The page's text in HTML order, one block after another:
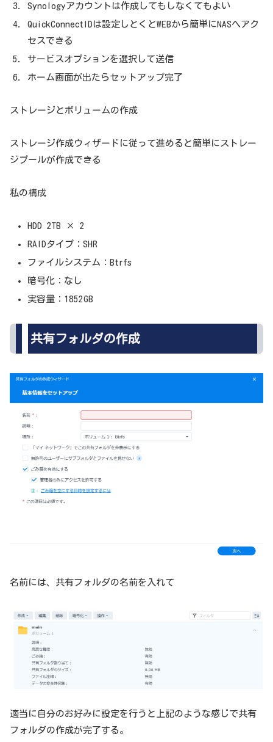
Synologyアカウントは作成してもしなくてもよい
QuickConnectIDは設定しとくとWEBから簡単にNASへアク
セスできる
サービスオプションを選択して送信
ホーム画面が出たらセットアップ完了
ストレージとボリュームの作成
ストレージ作成ウィザードに従って進めると簡単にストレー
ジプールが作成できる
私の構成
HDD 2TB × 2
RAIDタイプ：SHR
ファイルシステム：Btrfs
暗号化：なし
実容量：1852GB
共有フォルダの作成
名前には、共有フォルダの名前を入れて
適当に自分のお好みに設定を行うと上記のような感じで共有
フォルダの作成が完了する。